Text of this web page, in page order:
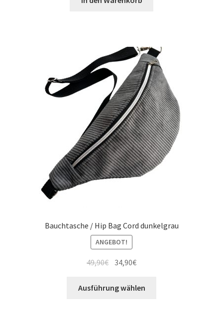
Bauchtasche / Hip Bag Cord dunkelgrau
ANGEBOT!
49,90€ 34,90€
Ausführung wählen